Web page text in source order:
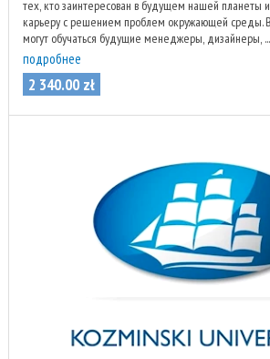
тех, кто заинтересован в будущем нашей планеты и
карьеру с решением проблем окружающей среды.
могут обучаться будущие менеджеры, дизайнеры, ...
подробнее
2 340.00 zł